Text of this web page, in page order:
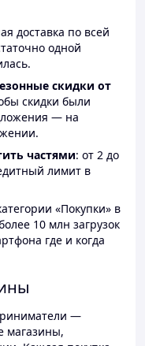
доставка по всей
одной
скидки от
скидки были
— на
частями: от 2 до
лимит в
«Покупки» в
10 млн загрузок
где и когда
—
магазины,